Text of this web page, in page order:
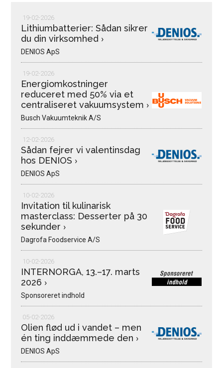
19-02-2026
Lithiumbatterier: Sådan sikrer
du din virksomhed ›
DENIOS ApS
19-02-2026
Energiomkostninger
reduceret med 50% via et
centraliseret vakuumsystem ›
Busch Vakuumteknik A/S
12-02-2026
Sådan fejrer vi valentinsdag
hos DENIOS ›
DENIOS ApS
10-02-2026
Invitation til kulinarisk
masterclass: Desserter på 30
sekunder ›
Dagrofa Foodservice A/S
10-02-2026
INTERNORGA, 13.–17. marts
2026 ›
Sponsoreret indhold
05-02-2026
Olien flød ud i vandet – men
én ting inddæmmede den ›
DENIOS ApS